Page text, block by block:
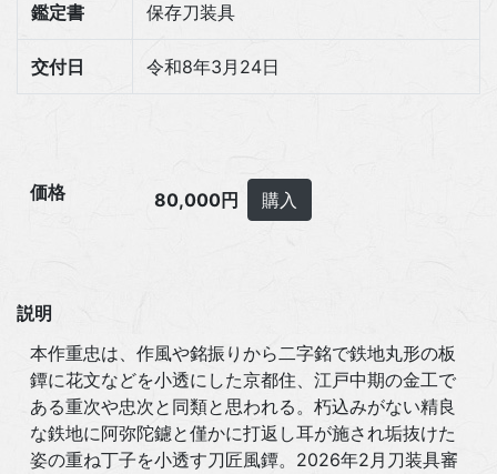
鑑定書
保存刀装具
交付日 令和8年3月24日
価格 80,000円 購入
説明
本作重忠は、作風や銘振りから二字銘で鉄地丸形の板
鐔に花文などを小透にした京都住、江戸中期の金工で
ある重次や忠次と同類と思われる。朽込みがない精良
な鉄地に阿弥陀鑢と僅かに打返し耳が施され垢抜けた
姿の重ね丁子を小透す刀匠風鐔。2026年2月刀装具審